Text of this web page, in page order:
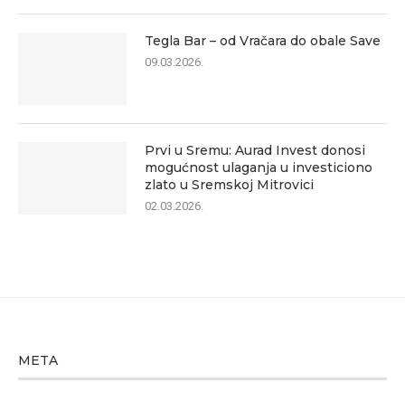
Tegla Bar – od Vračara do obale Save
09.03.2026.
Prvi u Sremu: Aurad Invest donosi
mogućnost ulaganja u investiciono
zlato u Sremskoj Mitrovici
02.03.2026.
META